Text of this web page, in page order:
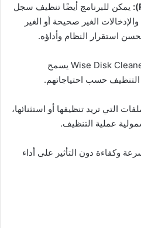
يمكن للبرنامج أيضًا تنظيف سجل
الغير صحيحة أو الغير
استقرار النظام وأداؤه.
Wise Disk Cleaner 2025 يسمح
حسب احتياجاتهم.
التي تريد تنظيفها أو استثنائها،
عملية التنظيف.
وكفاءة دون التأثير على أداء